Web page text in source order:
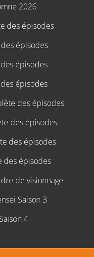
2026
des épisodes
épisodes
épisodes
épisodes
des épisodes
des épisodes
des épisodes
des épisodes
de visionnage
Saison 3
4